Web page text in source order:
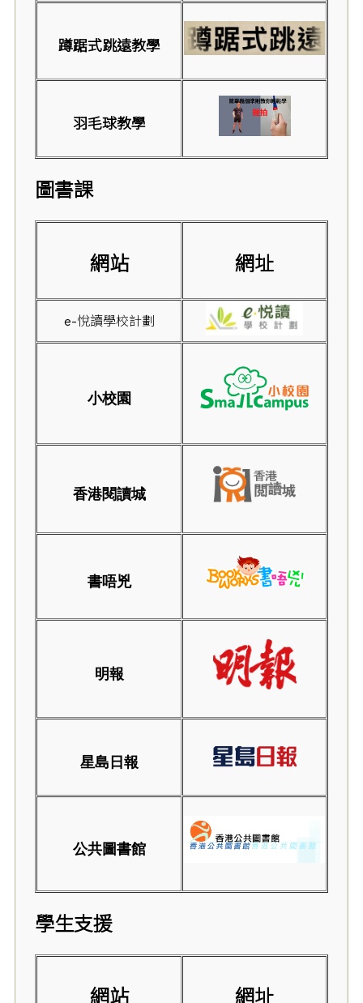
蹲踞式跳遠教學
羽毛球教學
圖書課
網站 網址
e-悅讀學校計劃
小校園
香港閱讀城
書唔兇
明報
星島日報
公共圖書館
學生支援
網站 網址